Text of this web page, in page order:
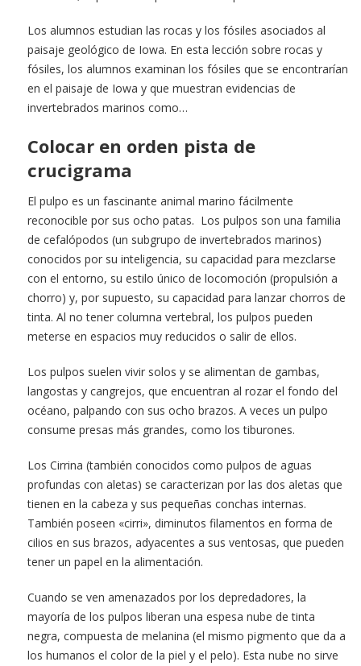
Los alumnos estudian las rocas y los fósiles asociados al
paisaje geológico de Iowa. En esta lección sobre rocas y
fósiles, los alumnos examinan los fósiles que se encontrarían
en el paisaje de Iowa y que muestran evidencias de
invertebrados marinos como…
Colocar en orden pista de
crucigrama
El pulpo es un fascinante animal marino fácilmente
reconocible por sus ocho patas. Los pulpos son una familia
de cefalópodos (un subgrupo de invertebrados marinos)
conocidos por su inteligencia, su capacidad para mezclarse
con el entorno, su estilo único de locomoción (propulsión a
chorro) y, por supuesto, su capacidad para lanzar chorros de
tinta. Al no tener columna vertebral, los pulpos pueden
meterse en espacios muy reducidos o salir de ellos.
Los pulpos suelen vivir solos y se alimentan de gambas,
langostas y cangrejos, que encuentran al rozar el fondo del
océano, palpando con sus ocho brazos. A veces un pulpo
consume presas más grandes, como los tiburones.
Los Cirrina (también conocidos como pulpos de aguas
profundas con aletas) se caracterizan por las dos aletas que
tienen en la cabeza y sus pequeñas conchas internas.
También poseen «cirri», diminutos filamentos en forma de
cilios en sus brazos, adyacentes a sus ventosas, que pueden
tener un papel en la alimentación.
Cuando se ven amenazados por los depredadores, la
mayoría de los pulpos liberan una espesa nube de tinta
negra, compuesta de melanina (el mismo pigmento que da a
los humanos el color de la piel y el pelo). Esta nube no sirve